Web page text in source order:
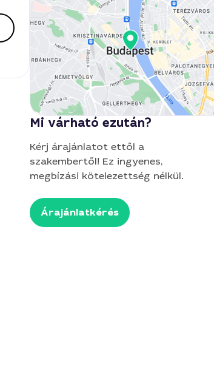
Mi várható ezután?
Kérj árajánlatot ettől a
szakembertől! Ez ingyenes,
megbízási kötelezettség nélkül.
Árajánlatkérés